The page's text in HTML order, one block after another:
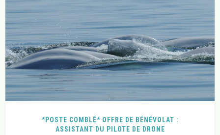
*POSTE COMBLÉ* OFFRE DE BÉNÉVOLAT :
ASSISTANT DU PILOTE DE DRONE